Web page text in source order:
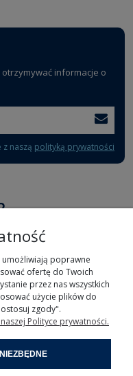
informacje o
naszą polityką prywatności
poprawne
ofertę do Twoich
przez nas wszystkich
użycie plików do
zgody".
Polityce prywatności.